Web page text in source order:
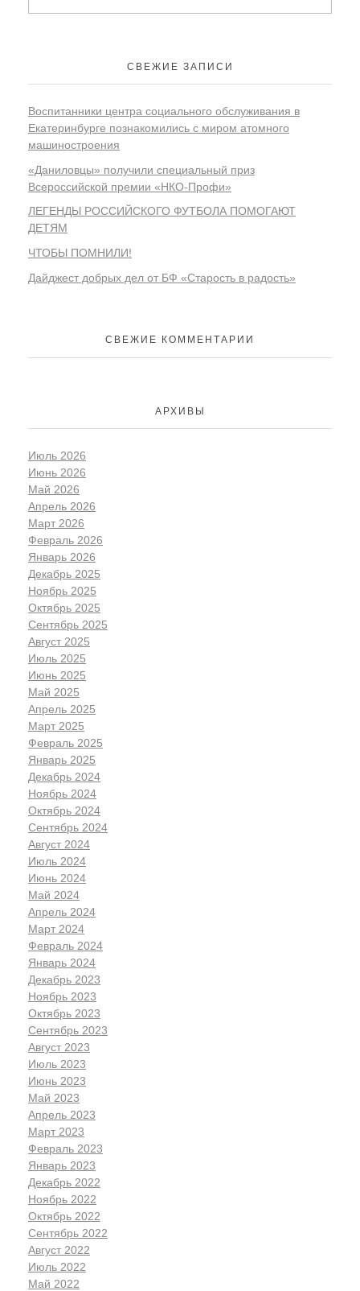
СВЕЖИЕ ЗАПИСИ
Воспитанники центра социального обслуживания в
Екатеринбурге познакомились с миром атомного
машиностроения
«Даниловцы» получили специальный приз
Всероссийской премии «НКО-Профи»
ЛЕГЕНДЫ РОССИЙСКОГО ФУТБОЛА ПОМОГАЮТ
ДЕТЯМ
ЧТОБЫ ПОМНИЛИ!
Дайджест добрых дел от БФ «Старость в радость»
СВЕЖИЕ КОММЕНТАРИИ
АРХИВЫ
Июль 2026
Июнь 2026
Май 2026
Апрель 2026
Март 2026
Февраль 2026
Январь 2026
Декабрь 2025
Ноябрь 2025
Октябрь 2025
Сентябрь 2025
Август 2025
Июль 2025
Июнь 2025
Май 2025
Апрель 2025
Март 2025
Февраль 2025
Январь 2025
Декабрь 2024
Ноябрь 2024
Октябрь 2024
Сентябрь 2024
Август 2024
Июль 2024
Июнь 2024
Май 2024
Апрель 2024
Март 2024
Февраль 2024
Январь 2024
Декабрь 2023
Ноябрь 2023
Октябрь 2023
Сентябрь 2023
Август 2023
Июль 2023
Июнь 2023
Май 2023
Апрель 2023
Март 2023
Февраль 2023
Январь 2023
Декабрь 2022
Ноябрь 2022
Октябрь 2022
Сентябрь 2022
Август 2022
Июль 2022
Май 2022